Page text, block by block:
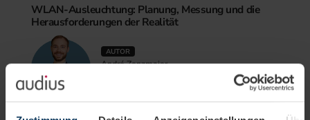
WLAN-Ausleuchtung: Planung, Messung und die
Herausforderungen der Realität
AUTOR
André Zenzmaier